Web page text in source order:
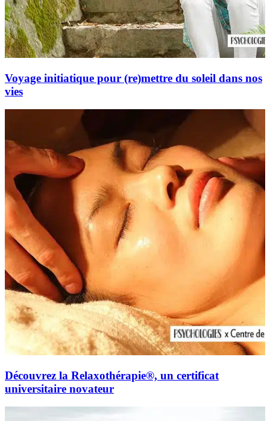
Voyage initiatique pour (re)mettre du soleil dans nos
vies
Découvrez la Relaxothérapie®, un certificat
universitaire novateur